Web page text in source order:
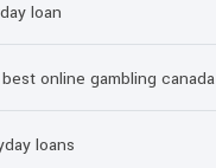
loan
online gambling canada
loans